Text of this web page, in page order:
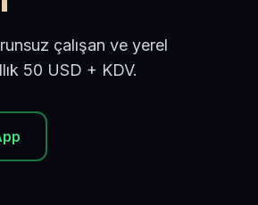
çalışan ve yerel
50 USD + KDV.